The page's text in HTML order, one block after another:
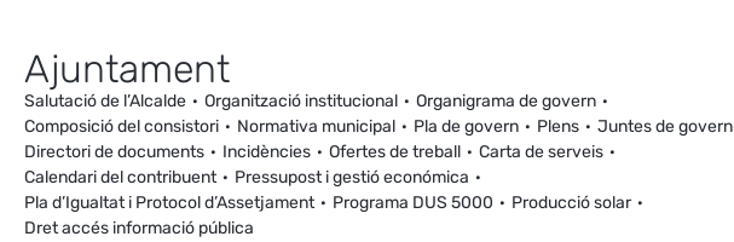
Ajuntament
Salutació de l’Alcalde Organització institucional
Organigrama de govern
Composició del consistori
Normativa municipal Pla de govern Plens
Juntes de govern
Directori de documents
Incidències Ofertes de treball
Carta de serveis
Calendari del contribuent
Pressupost i gestió económica
Pla d’Igualtat i Protocol d’Assetjament
Programa DUS 5000
Producció solar
Dret accés informació pública